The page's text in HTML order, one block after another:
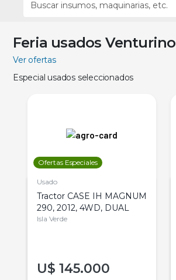
Feria usados Venturino
Ver ofertas
Especial usados seleccionados
Ofertas Especiales
Usado
Tractor CASE IH MAGNUM
290, 2012, 4WD, DUAL
Isla Verde
U$ 145.000